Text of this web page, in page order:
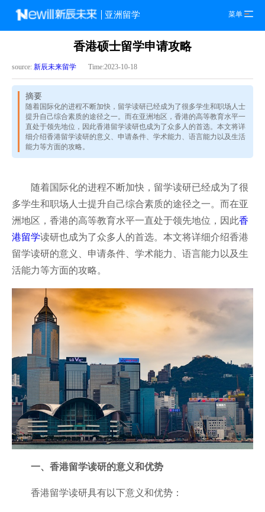
亚洲留学 菜单
香港硕士留学申请攻略
source: 新辰未来留学 Time:2023-10-18
摘要
随着国际化的进程不断加快，留学读研已经成为了很多学生和职场人士
提升自己综合素质的途径之一。而在亚洲地区，香港的高等教育水平一
直处于领先地位，因此香港留学读研也成为了众多人的首选。本文将详
细介绍香港留学读研的意义、申请条件、学术能力、语言能力以及生活
能力等方面的攻略。
随着国际化的进程不断加快，留学读研已经成为了很
多学生和职场人士提升自己综合素质的途径之一。而在亚
洲地区，香港的高等教育水平一直处于领先地位，因此香
港留学读研也成为了众多人的首选。本文将详细介绍香港
留学读研的意义、申请条件、学术能力、语言能力以及生
活能力等方面的攻略。
一、香港留学读研的意义和优势
香港留学读研具有以下意义和优势：